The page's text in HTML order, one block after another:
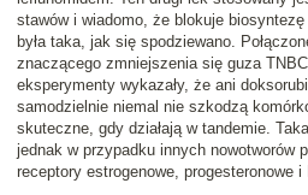
stawów i wiadomo, że blokuje
była taka, jak się spodziewano.
znaczącego zmniejszenia się guza
eksperymenty wykazały, że ani
samodzielnie niemal nie szkodzą
skuteczne, gdy działają w tandemie.
jednak w przypadku innych nowotworów
receptory estrogenowe, progesteronowe i